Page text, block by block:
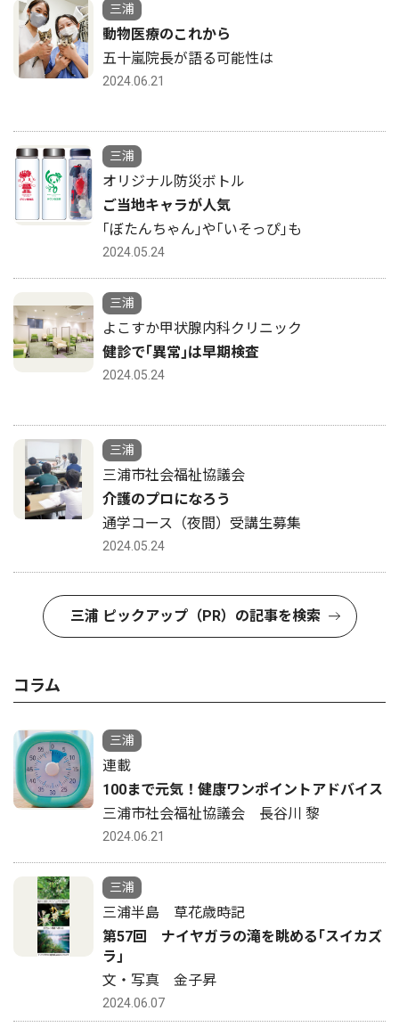
三浦
動物医療のこれから
五十嵐院長が語る可能性は
2024.06.21
三浦
オリジナル防災ボトル
ご当地キャラが人気
｢ぼたんちゃん｣や｢いそっぴ｣も
2024.05.24
三浦
よこすか甲状腺内科クリニック
健診で｢異常｣は早期検査
2024.05.24
三浦
三浦市社会福祉協議会
介護のプロになろう
通学コース（夜間）受講生募集
2024.05.24
三浦 ピックアップ（PR）の記事を検索
コラム
三浦
連載
100まで元気！健康ワンポイントアドバイス
三浦市社会福祉協議会 長谷川 黎
2024.06.21
三浦
三浦半島 草花歳時記
第57回 ナイヤガラの滝を眺める｢スイカズ
ラ｣
文・写真 金子昇
2024.06.07